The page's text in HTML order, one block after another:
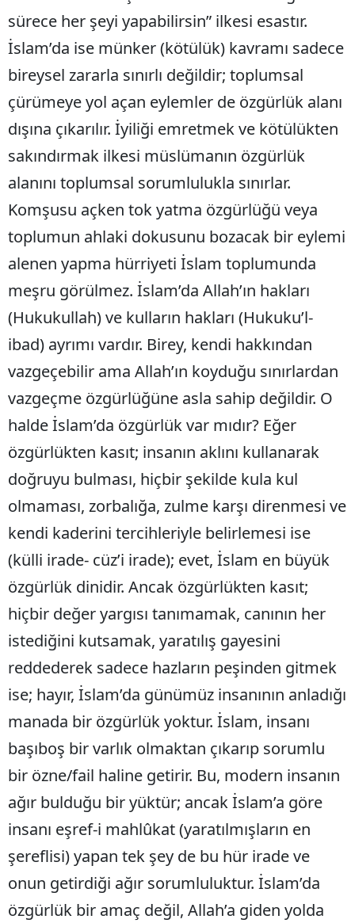
sürece her şeyi yapabilirsin” ilkesi esastır.
İslam’da ise münker (kötülük) kavramı sadece
bireysel zararla sınırlı değildir; toplumsal
çürümeye yol açan eylemler de özgürlük alanı
dışına çıkarılır. İyiliği emretmek ve kötülükten
sakındırmak ilkesi müslümanın özgürlük
alanını toplumsal sorumlulukla sınırlar.
Komşusu açken tok yatma özgürlüğü veya
toplumun ahlaki dokusunu bozacak bir eylemi
alenen yapma hürriyeti İslam toplumunda
meşru görülmez. İslam’da Allah’ın hakları
(Hukukullah) ve kulların hakları (Hukuku’l-
ibad) ayrımı vardır. Birey, kendi hakkından
vazgeçebilir ama Allah’ın koyduğu sınırlardan
vazgeçme özgürlüğüne asla sahip değildir. O
halde İslam’da özgürlük var mıdır? Eğer
özgürlükten kasıt; insanın aklını kullanarak
doğruyu bulması, hiçbir şekilde kula kul
olmaması, zorbalığa, zulme karşı direnmesi ve
kendi kaderini tercihleriyle belirlemesi ise
(külli irade- cüz’i irade); evet, İslam en büyük
özgürlük dinidir. Ancak özgürlükten kasıt;
hiçbir değer yargısı tanımamak, canının her
istediğini kutsamak, yaratılış gayesini
reddederek sadece hazların peşinden gitmek
ise; hayır, İslam’da günümüz insanının anladığı
manada bir özgürlük yoktur. İslam, insanı
başıboş bir varlık olmaktan çıkarıp sorumlu
bir özne/fail haline getirir. Bu, modern insanın
ağır bulduğu bir yüktür; ancak İslam’a göre
insanı eşref-i mahlûkat (yaratılmışların en
şereflisi) yapan tek şey de bu hür irade ve
onun getirdiği ağır sorumluluktur. İslam’da
özgürlük bir amaç değil, Allah’a giden yolda